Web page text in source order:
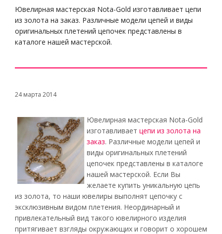
Ювелирная мастерская Nota-Gold изготавливает цепи
из золота на заказ. Различные модели цепей и виды
оригинальных плетений цепочек представлены в
каталоге нашей мастерской.
24 марта 2014
Ювелирная мастерская Nota-Gold
изготавливает цепи из золота на
заказ. Различные модели цепей и
виды оригинальных плетений
цепочек представлены в каталоге
нашей мастерской. Если Вы
желаете купить уникальную цепь
из золота, то наши ювелиры выполнят цепочку с
эксклюзивным видом плетения. Неординарный и
привлекательный вид такого ювелирного изделия
притягивает взгляды окружающих и говорит о хорошем